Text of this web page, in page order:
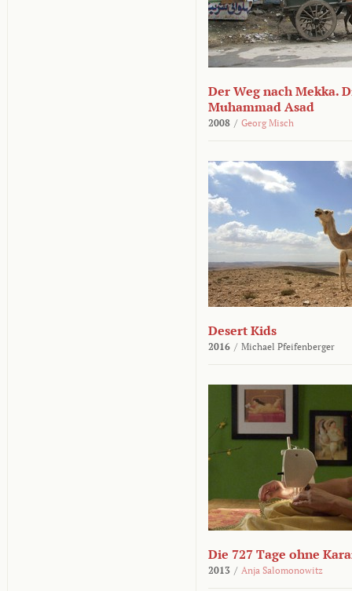
Der Weg nach Mekka.
Muhammad Asad
2008 / Georg Misch
Desert Kids
2016 / Michael Pfeifenberger
Die 727 Tage ohne
2013 / Anja Salomonowitz